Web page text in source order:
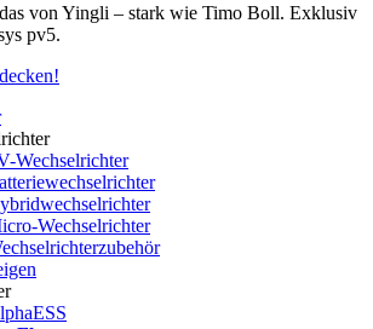
von Yingli – stark wie Timo Boll. Exklusiv
pv5.
Wechselrichter
Wechselrichter